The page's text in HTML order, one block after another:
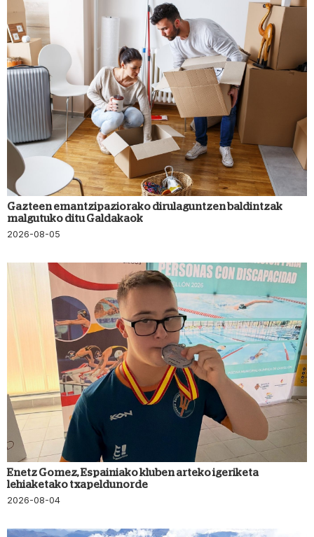
Gazteen emantzipaziorako dirulaguntzen baldintzak
malgutuko ditu Galdakaok
2026-08-05
Enetz Gomez, Espainiako kluben arteko igeriketa
lehiaketako txapeldunorde
2026-08-04